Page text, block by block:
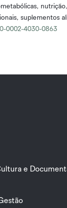
suplementos
0002-4030-0863
e